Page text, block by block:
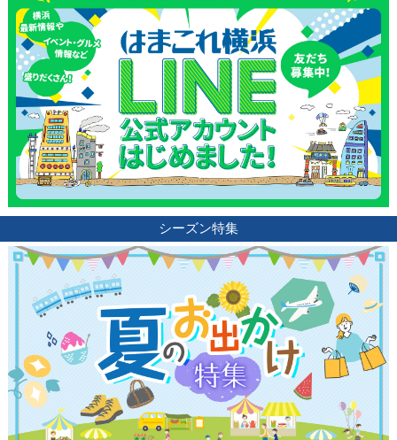
シーズン特集